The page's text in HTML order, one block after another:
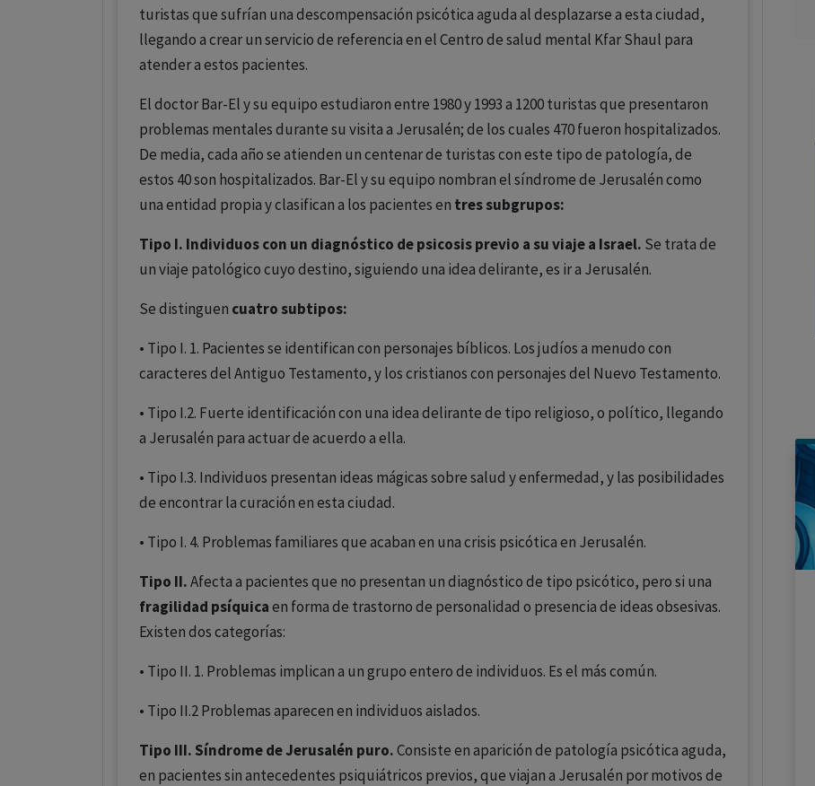
turistas que sufrían una descompensación psicótica aguda al desplazarse a esta ciudad,
llegando a crear un servicio de referencia en el Centro de salud mental Kfar Shaul para
atender a estos pacientes.
El doctor Bar-El y su equipo estudiaron entre 1980 y 1993 a 1200 turistas que presentaron
problemas mentales durante su visita a Jerusalén; de los cuales 470 fueron hospitalizados.
De media, cada año se atienden un centenar de turistas con este tipo de patología, de
estos 40 son hospitalizados. Bar-El y su equipo nombran el síndrome de Jerusalén como
una entidad propia y clasifican a los pacientes en tres subgrupos:
Tipo I. Individuos con un diagnóstico de psicosis previo a su viaje a Israel. Se trata de
un viaje patológico cuyo destino, siguiendo una idea delirante, es ir a Jerusalén.
Se distinguen cuatro subtipos:
• Tipo I. 1. Pacientes se identifican con personajes bíblicos. Los judíos a menudo con
caracteres del Antiguo Testamento, y los cristianos con personajes del Nuevo Testamento.
• Tipo I.2. Fuerte identificación con una idea delirante de tipo religioso, o político, llegando
a Jerusalén para actuar de acuerdo a ella.
• Tipo I.3. Individuos presentan ideas mágicas sobre salud y enfermedad, y las posibilidades
de encontrar la curación en esta ciudad.
• Tipo I. 4. Problemas familiares que acaban en una crisis psicótica en Jerusalén.
Tipo II.Afecta a pacientes que no presentan un diagnóstico de tipo psicótico, pero si una
fragilidad psíquicaen forma de trastorno de personalidad o presencia de ideas obsesivas.
Existen dos categorías:
• Tipo II. 1. Problemas implican a un grupo entero de individuos. Es el más común.
• Tipo II.2 Problemas aparecen en individuos aislados.
Tipo III. Síndrome de Jerusalén puro.Consiste en aparición de patología psicótica aguda,
en pacientes sin antecedentes psiquiátricos previos, que viajan a Jerusalén por motivos de